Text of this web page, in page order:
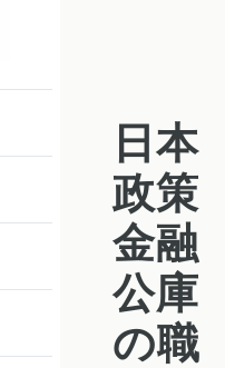
日本
政策
金融
公庫
の職